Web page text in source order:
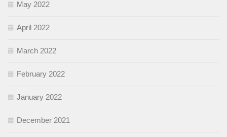
May 2022
April 2022
March 2022
February 2022
January 2022
December 2021